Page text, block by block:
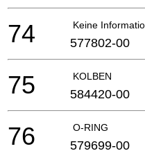
Keine
74 577802-00
KOLBEN
75 584420-00
O-RING
76 579699-00